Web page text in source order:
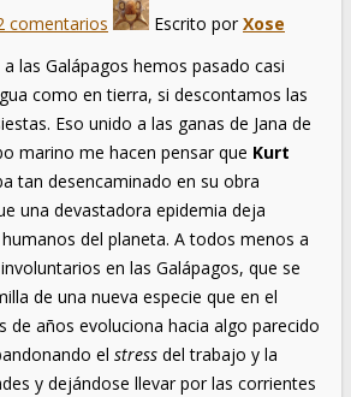
comentarios Escrito porXose
las Galápagos hemos pasado casi
como en tierra, si descontamos las
Eso unido a las ganas de Jana de
marino me hacen pensar que Kurt
tan desencaminado en su obra
una devastadora epidemia deja
del planeta. A todos menos a
en las Galápagos, que se
de una nueva especie que en el
de años evoluciona hacia algo parecido
el stress del trabajo y la
y dejándose llevar por las corrientes